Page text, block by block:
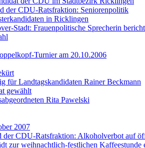
der CDU-Ratsfraktion: Seniorenpolitik
in Ricklingen
Stadt: Frauenpolitische Sprecherin
Turnier am 20.10.2006
für Landtagskandidaten Rainer Beckmann
gewählt
Rita Pawelski
2007
CDU-Ratsfraktion: Alkoholverbot auf
zur weihnachtlich-festlichen Kaffeestunde